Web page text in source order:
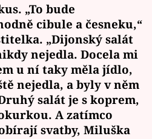
„To bude
cibule a česneku,“
„Dijonský salát
nejedla. Docela mi
u ní taky měla jídlo,
nejedla, a byly v něm
salát je s koprem,
A zatímco
svatby, Miluška